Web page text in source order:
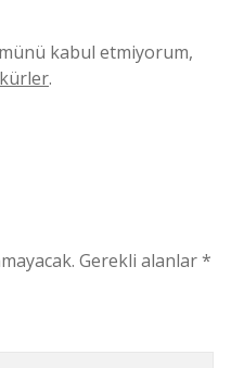
kabul etmiyorum,
.
Gerekli alanlar*